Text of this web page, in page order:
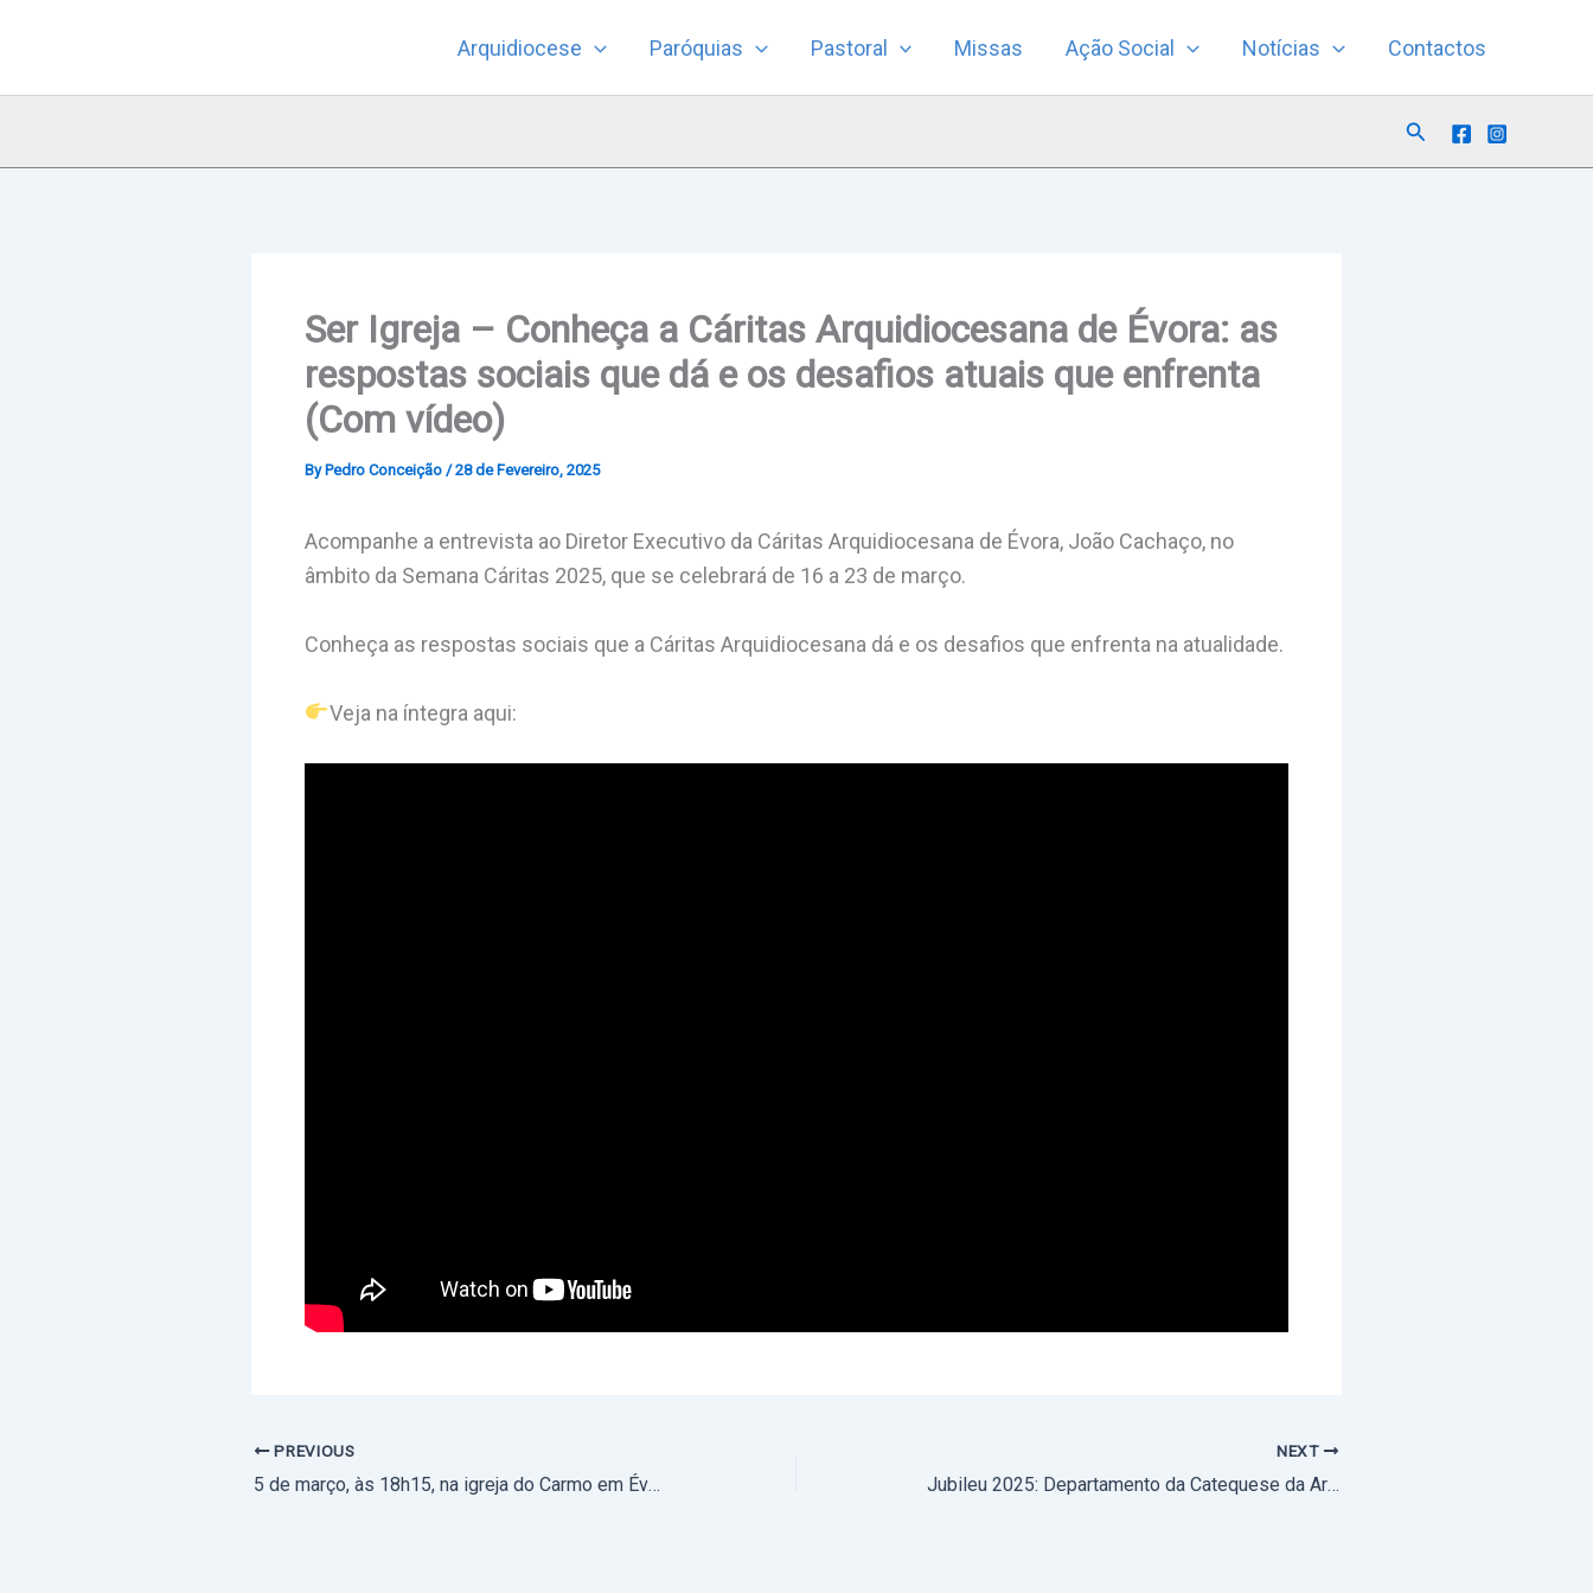
Arquidiocese Paróquias Pastoral Missas Ação Social Notícias Contactos
Search
Ser Igreja – Conheça a Cáritas Arquidiocesana de Évora: as
respostas sociais que dá e os desafios atuais que enfrenta
(Com vídeo)
By Pedro Conceição /28 de Fevereiro, 2025
Acompanhe a entrevista ao Diretor Executivo da Cáritas Arquidiocesana de Évora, João Cachaço, no
âmbito da Semana Cáritas 2025, que se celebrará de 16 a 23 de março.
Conheça as respostas sociais que a Cáritas Arquidiocesana dá e os desafios que enfrenta na atualidade.
Veja na íntegra aqui:
PREVIOUS
5 de março, às 18h15, na igreja do Carmo em Évora: Arcebispo preside ao início da Quaresma do Ano Santo com a celebração da Missa de Cinzas
NEXT
Jubileu 2025: Departamento da Catequese da Arquidiocese partilha propostas de catequese para crianças e jovens e proposta de atividade em família